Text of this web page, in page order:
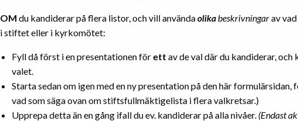
OM du kandiderar på flera listor, och vill användaolikabeskrivningarav
i stiftet eller i kyrkomötet:
Fyll då först i en presentationen för ett av de val där du kandiderar,
valet.
Starta sedan om igen med en ny presentation på den här
vad som säga ovan om stiftsfullmäktigelista i flera valkretsar.)
Upprepa detta än en gång ifall du ev. kandiderar på alla nivåer. (Endast